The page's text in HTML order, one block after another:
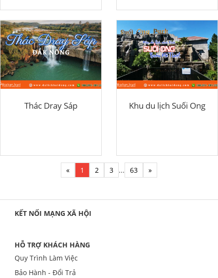
Thác Dray Sáp Khu du lịch Suối Ong
« 1 2 3 ... 63 »
KẾT NỐI MẠNG XÃ HỘI
HỖ TRỢ KHÁCH HÀNG
Quy Trình Làm Việc
Bảo Hành - Đổi Trả